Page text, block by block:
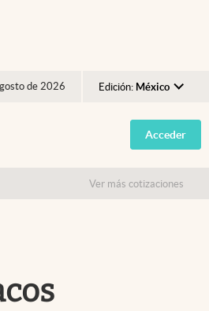
de 2026 Edición: México
Argentina
España
USA
Acceder
Ver más cotizaciones